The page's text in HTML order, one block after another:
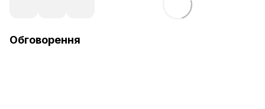
Обговорення